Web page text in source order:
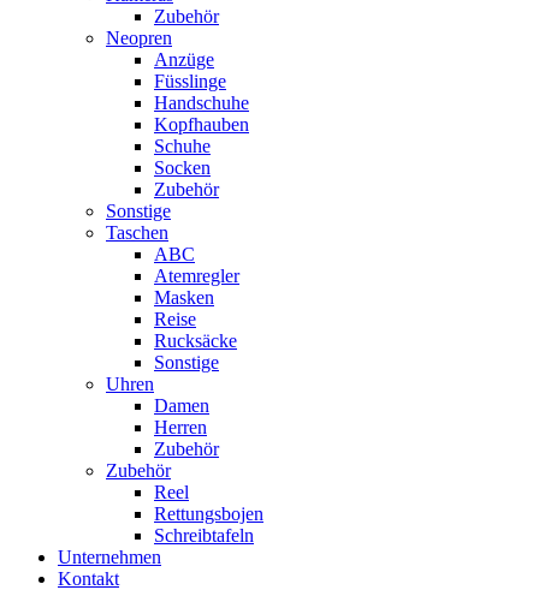
Zubehör
Neopren
Anzüge
Füsslinge
Handschuhe
Kopfhauben
Schuhe
Socken
Zubehör
Sonstige
Taschen
ABC
Atemregler
Masken
Reise
Rucksäcke
Sonstige
Uhren
Damen
Herren
Zubehör
Zubehör
Reel
Rettungsbojen
Schreibtafeln
Unternehmen
Kontakt